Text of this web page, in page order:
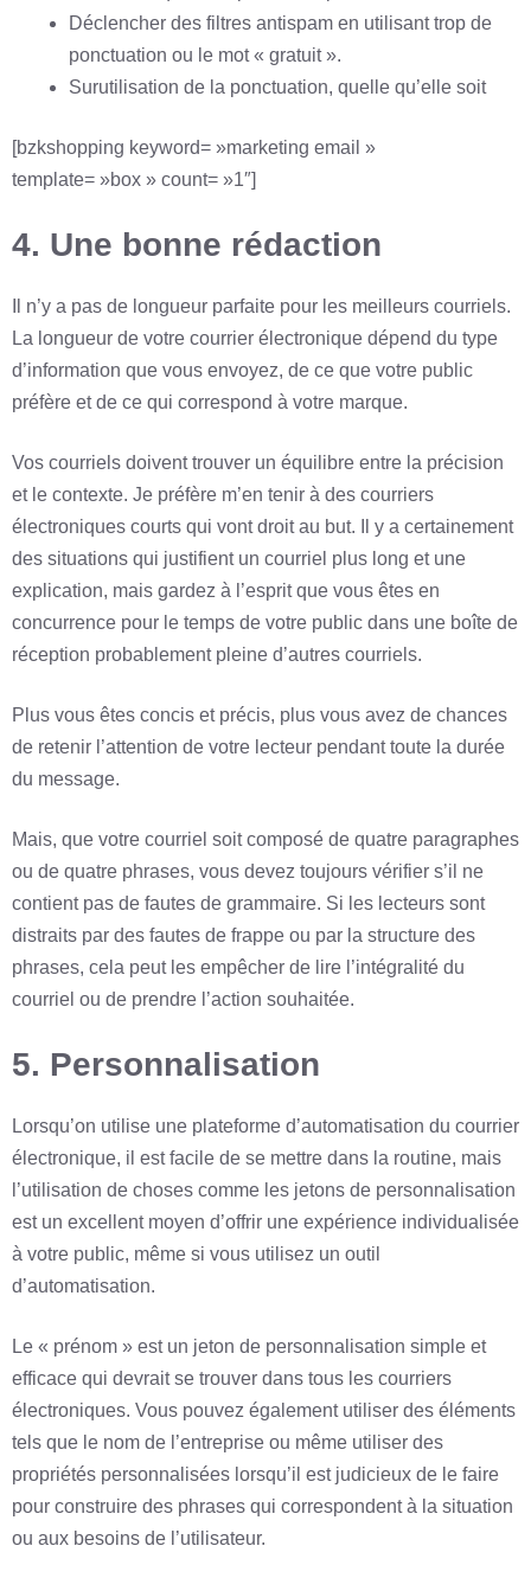
Déclencher des filtres antispam en utilisant trop de
ponctuation ou le mot « gratuit ».
Surutilisation de la ponctuation, quelle qu’elle soit
[bzkshopping keyword= »marketing email »
template= »box » count= »1″]
4. Une bonne rédaction
Il n’y a pas de longueur parfaite pour les meilleurs courriels.
La longueur de votre courrier électronique dépend du type
d’information que vous envoyez, de ce que votre public
préfère et de ce qui correspond à votre marque.
Vos courriels doivent trouver un équilibre entre la précision
et le contexte. Je préfère m’en tenir à des courriers
électroniques courts qui vont droit au but. Il y a certainement
des situations qui justifient un courriel plus long et une
explication, mais gardez à l’esprit que vous êtes en
concurrence pour le temps de votre public dans une boîte de
réception probablement pleine d’autres courriels.
Plus vous êtes concis et précis, plus vous avez de chances
de retenir l’attention de votre lecteur pendant toute la durée
du message.
Mais, que votre courriel soit composé de quatre paragraphes
ou de quatre phrases, vous devez toujours vérifier s’il ne
contient pas de fautes de grammaire. Si les lecteurs sont
distraits par des fautes de frappe ou par la structure des
phrases, cela peut les empêcher de lire l’intégralité du
courriel ou de prendre l’action souhaitée.
5. Personnalisation
Lorsqu’on utilise une plateforme d’automatisation du courrier
électronique, il est facile de se mettre dans la routine, mais
l’utilisation de choses comme les jetons de personnalisation
est un excellent moyen d’offrir une expérience individualisée
à votre public, même si vous utilisez un outil
d’automatisation.
Le « prénom » est un jeton de personnalisation simple et
efficace qui devrait se trouver dans tous les courriers
électroniques. Vous pouvez également utiliser des éléments
tels que le nom de l’entreprise ou même utiliser des
propriétés personnalisées lorsqu’il est judicieux de le faire
pour construire des phrases qui correspondent à la situation
ou aux besoins de l’utilisateur.